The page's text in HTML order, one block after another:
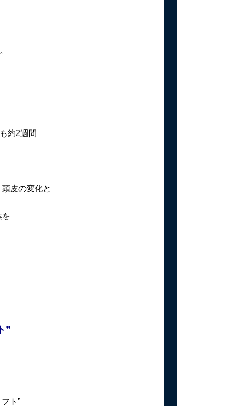
約2週間
皮の変化と
を
”
ト”